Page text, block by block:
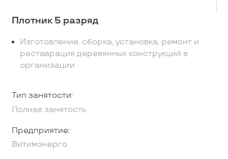
Плотник 5 разряд
Изготовление, сборка, установка, ремонт и
реставрация деревянных конструкций в
организации
Тип занятости:
Полная занятость
Предприятие:
Витимэнерго